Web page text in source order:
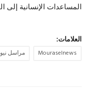
المساعدات الإنسانية إلى
العلامات:
Mouraselnews مراسل